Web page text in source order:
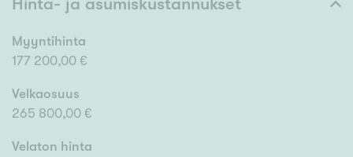
Myyntihinta
177 200,00 €
Velkaosuus
265 800,00 €
Velaton hinta